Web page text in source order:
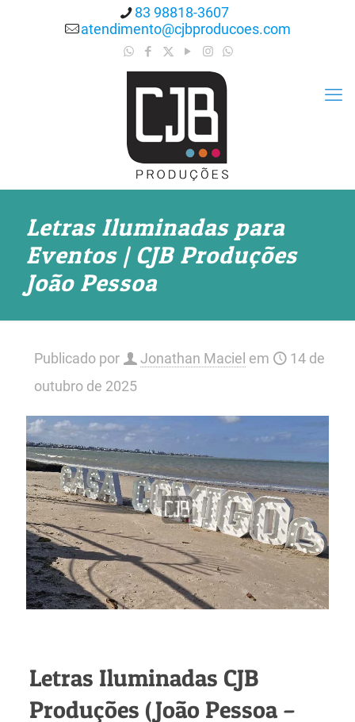
83 98818-3607
atendimento@cjbproducoes.com
Letras Iluminadas para
Eventos | CJB Produções
João Pessoa
Publicado por Jonathan Maciel em
14 de
outubro de 2025
Letras Iluminadas CJB
Produções (João Pessoa –